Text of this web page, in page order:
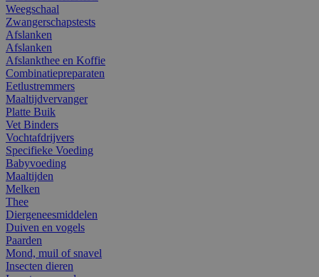
Weegschaal
Zwangerschapstests
Afslanken
Afslanken
Afslankthee en Koffie
Combinatiepreparaten
Eetlustremmers
Maaltijdvervanger
Platte Buik
Vet Binders
Vochtafdrijvers
Specifieke Voeding
Babyvoeding
Maaltijden
Melken
Thee
Diergeneesmiddelen
Duiven en vogels
Paarden
Mond, muil of snavel
Insecten dieren